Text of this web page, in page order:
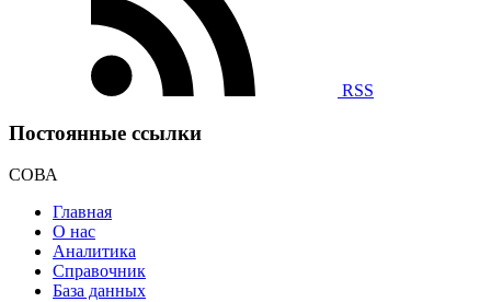
RSS
Постоянные ссылки
СОВА
Главная
О нас
Аналитика
Справочник
База данных